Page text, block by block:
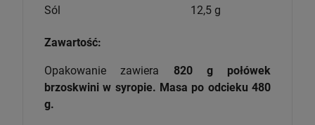
Sól
12,5 g
Zawartość:
Opakowanie zawiera 820 g połówek
brzoskwini w syropie. Masa po odcieku 480
g.